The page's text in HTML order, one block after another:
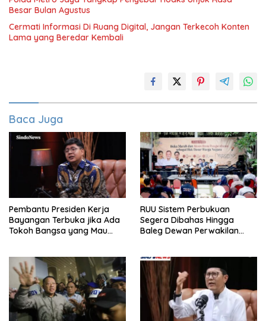
Besar Bulan Agustus
Cermati Informasi Di Ruang Digital, Jangan Terkecoh Konten
Lama yang Beredar Kembali
Baca Juga
Pembantu Presiden Kerja
Bayangan Terbuka jika Ada
Tokoh Bangsa yang Mau
RUU Sistem Perbukuan
Segera Dibahas Hingga
Baleg Dewan Perwakilan